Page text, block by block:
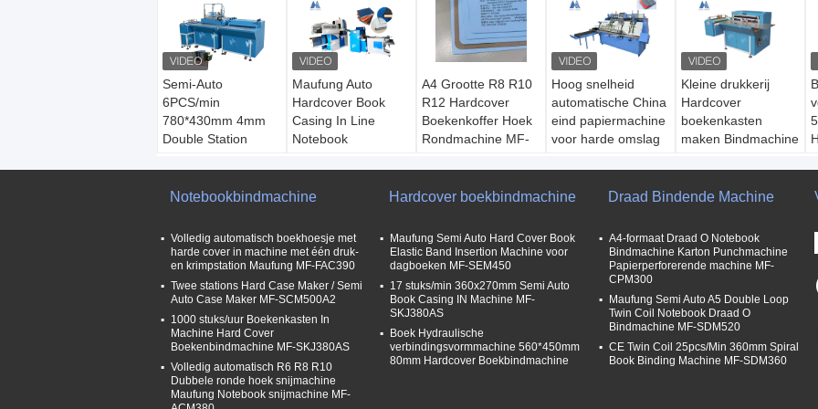
Semi-Auto
6PCS/min
780*430mm 4mm
Double Station
SCM500A2
SCM500A2
Snelheid:360
stuks/uur
Maximale grootte:
780*430 mm
Spanning:380,3PH
Maufung Auto
Hardcover Book
Casing In Line
Notebook
boekgrootte MF-
Maximale
snelheid:450 stuks
per uur
Maximale grootte:
380*270 mm
Min grootte:
90*60mm
Spanning:
380/220V,3PH
A4 Grootte R8 R10
R12 Hardcover
Boekenkoffer Hoek
Rondmachine MF-
Versnelling:900-
grootte:
125 tot en
met 415 mm
Spanning:220v,
1ph
Hoog snelheid
automatische China
eind papiermachine
voor harde omslag
EIM450
Versnelling:7000
stuks per uur
Maximale grootte:
L450 X H320 mm
Min grootte:L155
X H100 mm
Kleine drukkerij
Hardcover
boekenkasten
maken Bindmachine
Versnelling:100-
Maximale grootte:
780*430 mm
Min grootte:
Notebookbindmachine
Volledig automatisch boekhoesje met
harde cover in machine met één druk-
en krimpstation Maufung MF-FAC390
Twee stations Hard Case Maker / Semi
Auto Case Maker MF-SCM500A2
1000 stuks/uur Boekenkasten In
Machine Hard Cover
Boekenbindmachine MF-SKJ380AS
Volledig automatisch R6 R8 R10
Dubbele ronde hoek snijmachine
Maufung Notebook snijmachine MF-
Hardcover boekbindmachine
Maufung Semi Auto Hard Cover Book
Elastic Band Insertion Machine voor
dagboeken MF-SEM450
17 stuks/min 360x270mm Semi Auto
Book Casing IN Machine MF-
SKJ380AS
Boek Hydraulische
verbindingsvormmachine 560*450mm
80mm Hardcover Boekbindmachine
Draad Bindende Machine
A4-formaat Draad O Notebook
Bindmachine Karton Punchmachine
Papierperforerende machine MF-
CPM300
Maufung Semi Auto A5 Double Loop
Twin Coil Notebook Draad O
Bindmachine MF-SDM520
CE Twin Coil 25pcs/Min 360mm Spiral
Book Binding Machine MF-SDM360